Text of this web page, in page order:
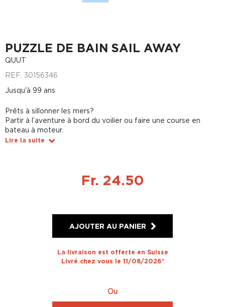
PUZZLE DE BAIN SAIL AWAY
QUUT
REF. 30156346
Jusqu'à 99 ans
Prêts à sillonner les mers?
Partir à l’aventure à bord du voilier ou faire une course en
bateau à moteur.
Lire la suite
Fr. 24.50
AJOUTER AU PANIER
La livraison est offerte en Suisse
Livré chez vous le 11/08/2026*
Ou